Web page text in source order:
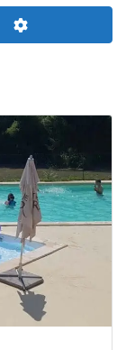
Erweiterte